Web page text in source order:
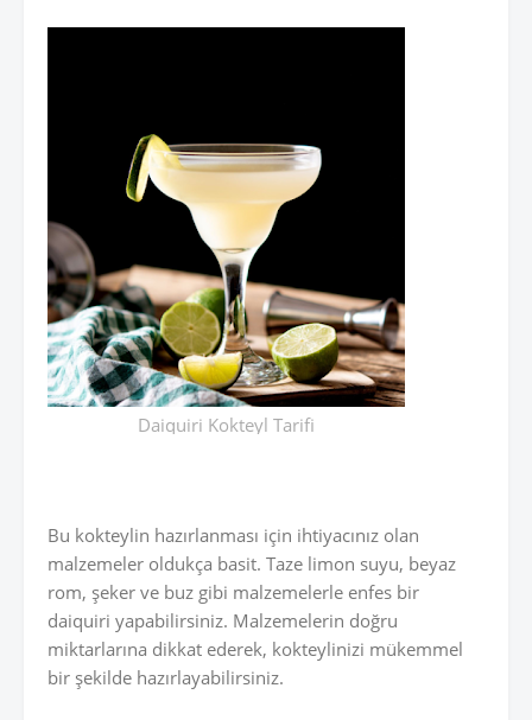
Daiquiri Kokteyl Tarifi
Bu kokteylin hazırlanması için ihtiyacınız olan
malzemeler oldukça basit. Taze limon suyu, beyaz
rom, şeker ve buz gibi malzemelerle enfes bir
daiquiri yapabilirsiniz. Malzemelerin doğru
miktarlarına dikkat ederek, kokteylinizi mükemmel
bir şekilde hazırlayabilirsiniz.